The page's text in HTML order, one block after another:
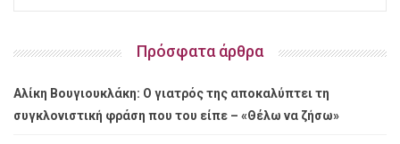
Πρόσφατα άρθρα
Αλίκη Βουγιουκλάκη: Ο γιατρός της αποκαλύπτει τη
συγκλονιστική φράση που του είπε – «Θέλω να ζήσω»